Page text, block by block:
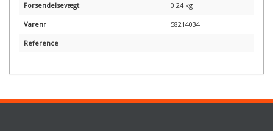
Forsendelsevægt 0.24 kg
Varenr 58214034
Reference